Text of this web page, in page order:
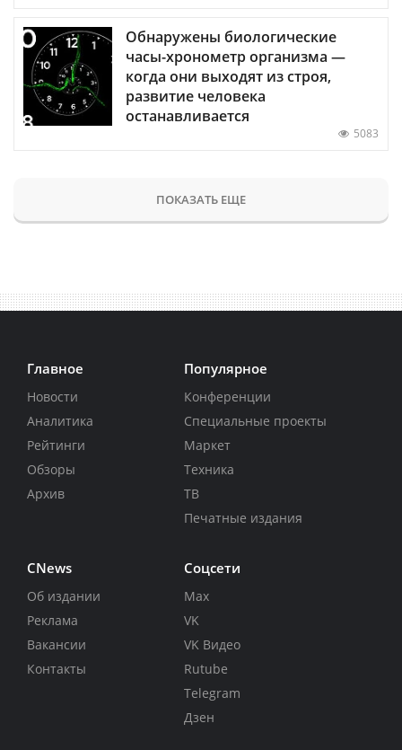
Обнаружены биологические
часы-хронометр организма —
когда они выходят из строя,
развитие человека
останавливается
5083
ПОКАЗАТЬ ЕЩЕ
Главное
Новости
Аналитика
Рейтинги
Обзоры
Архив
Популярное
Конференции
Специальные проекты
Маркет
Техника
ТВ
Печатные издания
CNews
Об издании
Реклама
Вакансии
Контакты
Соцсети
Max
VK
VK Видео
Rutube
Telegram
Дзен